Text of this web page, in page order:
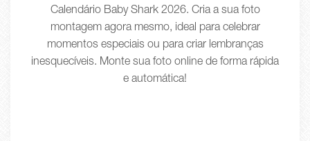
Calendário Baby Shark 2026. Cria a sua foto
montagem agora mesmo, ideal para celebrar
momentos especiais ou para criar lembranças
inesquecíveis. Monte sua foto online de forma rápida
e automática!